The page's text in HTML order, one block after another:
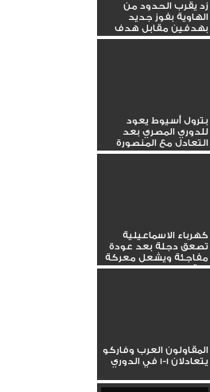
زد يقرب الحدود من
الهاوية بفوز جديد
بهدفين مقابل هدف
بترول أسيوط يعود
للدوري المصري بعد
التعادل مع المنصورة
كهرباء الاسماعيلية
تصعق دجلة بعد عودة
مفاجئة ويشعل معركة
البقاء
المقاولون العرب وفاركو
يتعادلان 1-1 في الدوري